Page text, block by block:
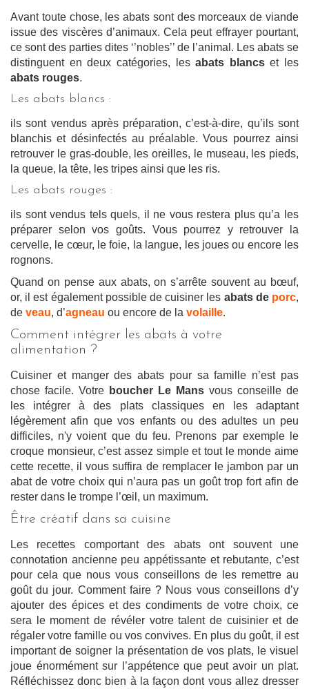
Avant toute chose, les abats sont des morceaux de viande
issue des viscères d’animaux. Cela peut effrayer pourtant,
ce sont des parties dites ‘’nobles’’ de l’animal. Les abats se
distinguent en deux catégories, lesabats blancset les
abats rouges.
Les abats blancs :
ils sont vendus après préparation, c’est-à-dire, qu’ils sont
blanchis et désinfectés au préalable. Vous pourrez ainsi
retrouver le gras-double, les oreilles, le museau, les pieds,
la queue, la tête, les tripes ainsi que les ris.
Les abats rouges :
ils sont vendus tels quels, il ne vous restera plus qu’a les
préparer selon vos goûts. Vous pourrez y retrouver la
cervelle, le cœur, le foie, la langue, les joues ou encore les
rognons.
Quand on pense aux abats, on s’arrête souvent au bœuf,
or, il est également possible de cuisiner les abats de porc,
de veau, d’agneau ou encore de la volaille.
Comment intégrer les abats à votre
alimentation ?
Cuisiner et manger des abats pour sa famille n’est pas
chose facile. Votre boucher Le Mans vous conseille de
les intégrer à des plats classiques en les adaptant
légèrement afin que vos enfants ou des adultes un peu
difficiles, n'y voient que du feu. Prenons par exemple le
croque monsieur, c’est assez simple et tout le monde aime
cette recette, il vous suffira de remplacer le jambon par un
abat de votre choix qui n’aura pas un goût trop fort afin de
rester dans le trompe l’œil, un maximum.
Être créatif dans sa cuisine
Les recettes comportant des abats ont souvent une
connotation ancienne peu appétissante et rebutante, c’est
pour cela que nous vous conseillons de les remettre au
goût du jour. Comment faire ? Nous vous conseillons d’y
ajouter des épices et des condiments de votre choix, ce
sera le moment de révéler votre talent de cuisinier et de
régaler votre famille ou vos convives. En plus du goût, il est
important de soigner la présentation de vos plats, le visuel
joue énormément sur l’appétence que peut avoir un plat.
Réfléchissez donc bien à la façon dont vous allez dresser